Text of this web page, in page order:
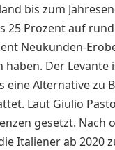
bis zum
25 Prozent auf
Neukunden-
haben. Der
eine Alternative zu
Laut Giulio
gesetzt.
Italiener ab 2020